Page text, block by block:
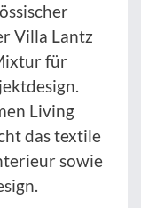
Villa Lantz
für
Living
das textile
sowie